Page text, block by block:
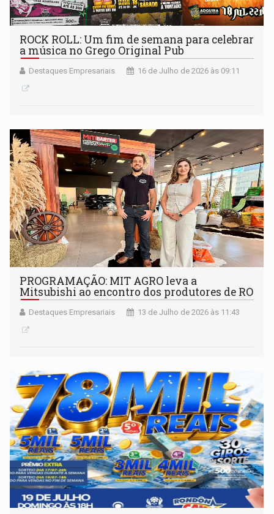
ROCK ROLL: Um fim de semana para celebrar
a música no Grego Original Pub
Destaques Empresariais 16 de Julho de 2026 às 09:11
PROGRAMAÇÃO: MIT AGRO leva a
Mitsubishi ao encontro dos produtores de RO
Destaques Empresariais 13 de Julho de 2026 às 11:43